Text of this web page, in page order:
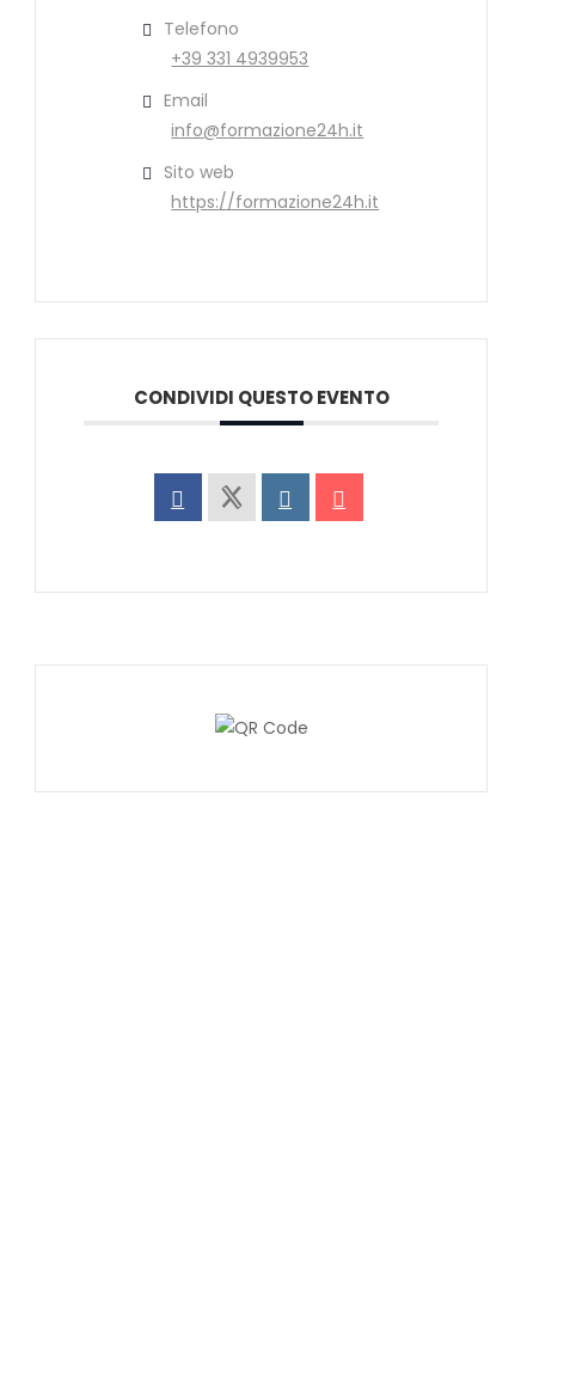
Telefono
+39 331 4939953
Email
info@formazione24h.it
Sito web
https://formazione24h.it
CONDIVIDI QUESTO EVENTO